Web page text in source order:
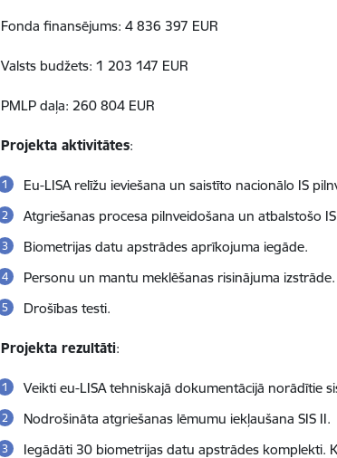
Fonda finansējums: 4 836 397 EUR
Valsts budžets: 1 203 147 EUR
PMLP daļa: 260 804 EUR
Projekta aktivitātes:
Eu-LISA relīžu ieviešana un saistīto nacionālo IS
Atgriešanas procesa pilnveidošana un atbalstošo
Biometrijas datu apstrādes aprīkojuma iegāde.
Personu un mantu meklēšanas risinājuma izstrāde.
Drošības testi.
Projekta rezultāti:
Veikti eu-LISA tehniskajā dokumentācijā norādītie
Nodrošināta atgriešanas lēmumu iekļaušana SIS II.
Iegādāti 30 biometrijas datu apstrādes komplekti.